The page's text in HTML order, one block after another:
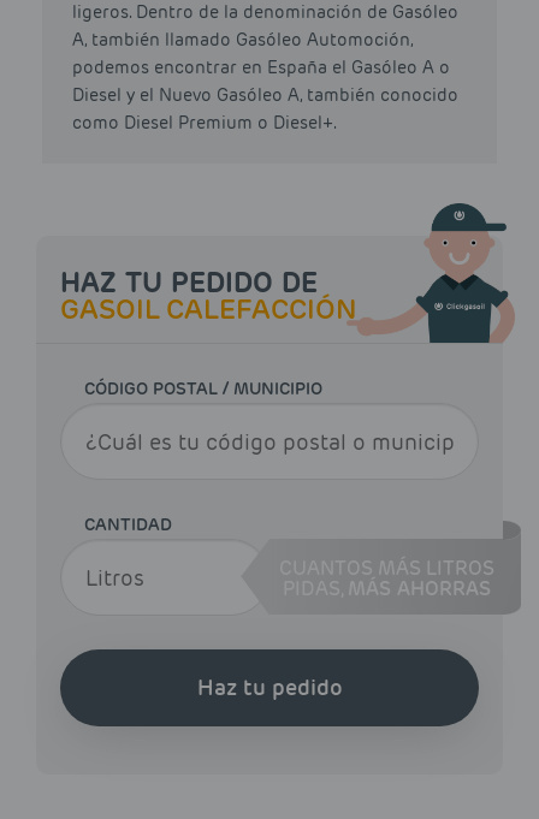
ligeros. Dentro de la denominación de Gasóleo
A, también llamado Gasóleo Automoción,
podemos encontrar en España el Gasóleo A o
Diesel y el Nuevo Gasóleo A, también conocido
como Diesel Premium o Diesel+.
HAZ TU PEDIDO DE
GASOIL CALEFACCIÓN
CÓDIGO POSTAL / MUNICIPIO
CANTIDAD
CUANTOS MÁS LITROS
MÁS AHORRAS
Haz tu pedido